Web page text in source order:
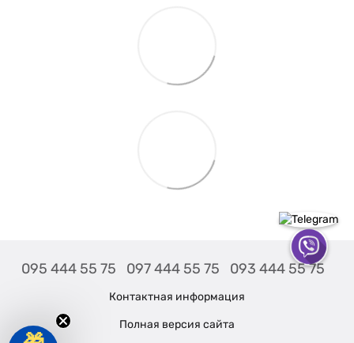
095 444 55 75 097 444 55 75 093 444 55 75
Контактная информация
Полная версия сайта